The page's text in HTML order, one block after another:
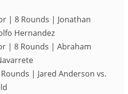
| 8 Rounds | Jonathan
Hernandez
| 8 Rounds | Abraham
| Jared Anderson vs.